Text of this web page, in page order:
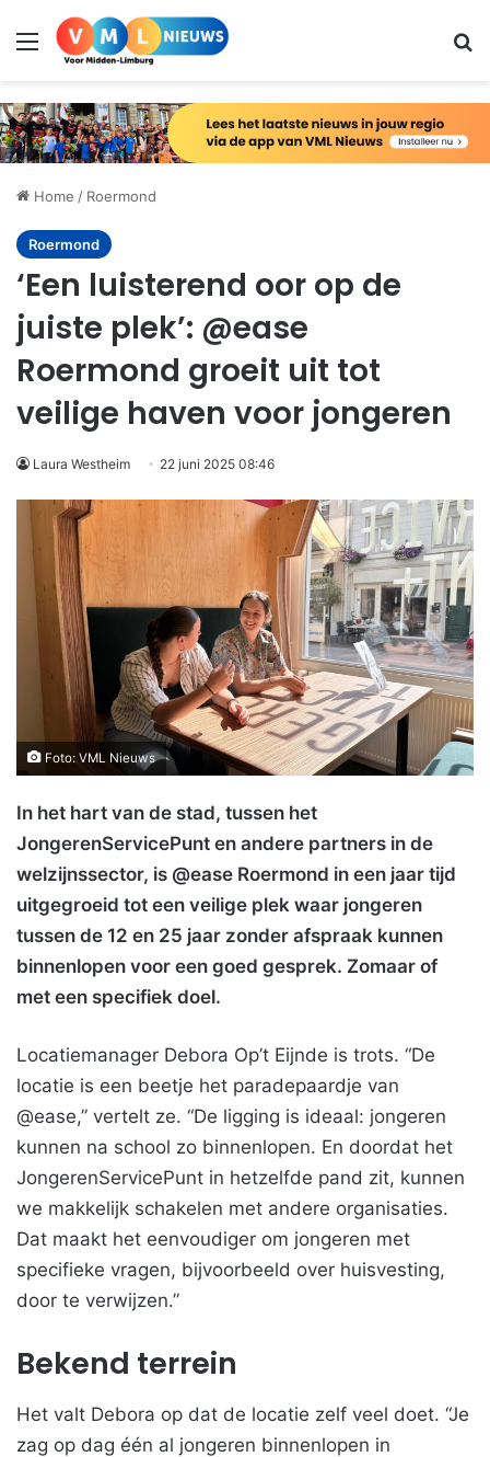
Menu
Home / Roermond
Roermond
‘Een luisterend oor op de
juiste plek’: @ease
Roermond groeit uit tot
veilige haven voor jongeren
Laura Westheim 22 juni 2025 08:46
Foto: VML Nieuws
In het hart van de stad, tussen het
JongerenServicePunt en andere partners in de
welzijnssector, is @ease Roermond in een jaar tijd
uitgegroeid tot een veilige plek waar jongeren
tussen de 12 en 25 jaar zonder afspraak kunnen
binnenlopen voor een goed gesprek. Zomaar of
met een specifiek doel.
Locatiemanager Debora Op’t Eijnde is trots. “De
locatie is een beetje het paradepaardje van
@ease,” vertelt ze. “De ligging is ideaal: jongeren
kunnen na school zo binnenlopen. En doordat het
JongerenServicePunt in hetzelfde pand zit, kunnen
we makkelijk schakelen met andere organisaties.
Dat maakt het eenvoudiger om jongeren met
specifieke vragen, bijvoorbeeld over huisvesting,
door te verwijzen.”
Bekend terrein
Het valt Debora op dat de locatie zelf veel doet. “Je
zag op dag één al jongeren binnenlopen in